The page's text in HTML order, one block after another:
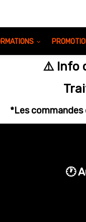
⚠️ Info
*Les commandes
🕐